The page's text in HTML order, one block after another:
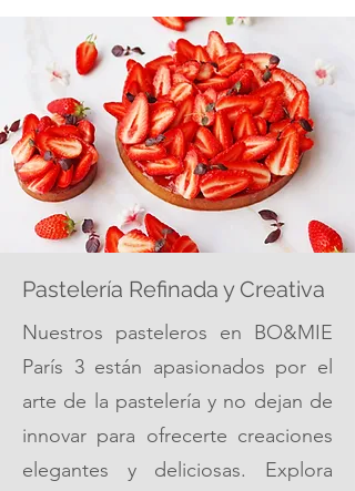
Pastelería Refinada y Creativa
Nuestros pasteleros en BO&MIE
París 3 están apasionados por el
arte de la pastelería y no dejan de
innovar para ofrecerte creaciones
elegantes y deliciosas. Explora